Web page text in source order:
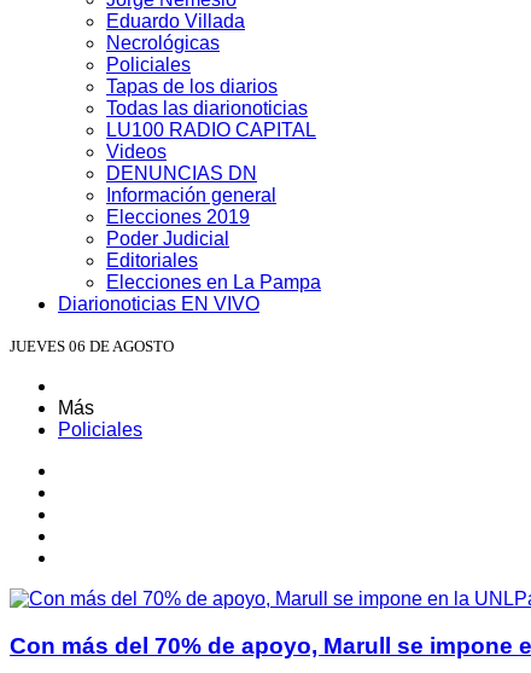
Eduardo Villada
Necrológicas
Policiales
Tapas de los diarios
Todas las diarionoticias
LU100 RADIO CAPITAL
Videos
DENUNCIAS DN
Información general
Elecciones 2019
Poder Judicial
Editoriales
Elecciones en La Pampa
Diarionoticias EN VIVO
JUEVES 06 DE AGOSTO
Más
Policiales
Con más del 70% de apoyo, Marull se